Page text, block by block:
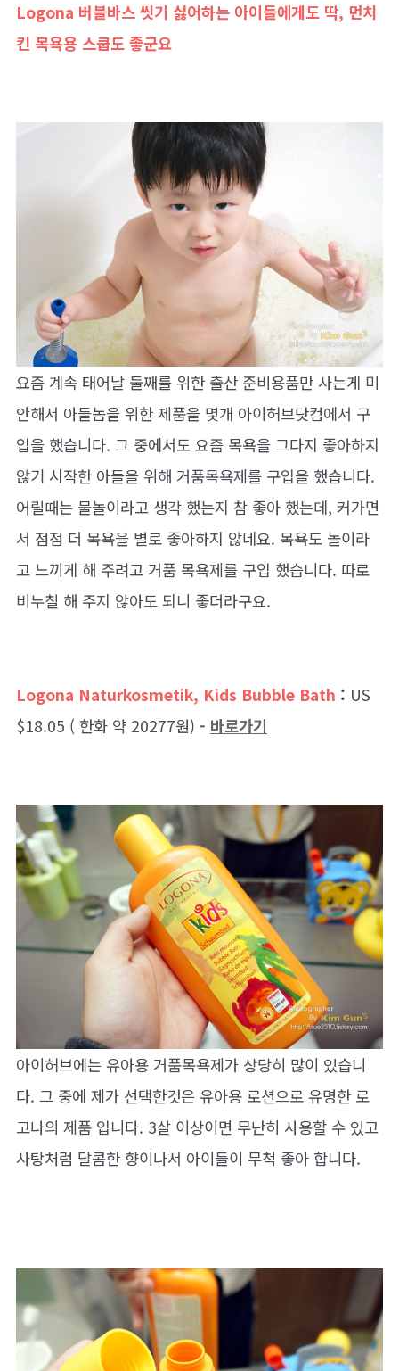
Logona 버블바스 씻기 싫어하는 아이들에게도 딱, 먼치
킨 목욕용 스쿱도 좋군요
요즘 계속 태어날 둘째를 위한 출산 준비용품만 사는게 미
안해서 아들놈을 위한 제품을 몇개 아이허브닷컴에서 구
입을 했습니다. 그 중에서도 요즘 목욕을 그다지 좋아하지
않기 시작한 아들을 위해 거품목욕제를 구입을 했습니다.
어릴때는 물놀이라고 생각 했는지 참 좋아 했는데, 커가면
서 점점 더 목욕을 별로 좋아하지 않네요. 목욕도 놀이라
고 느끼게 해 주려고 거품 목욕제를 구입 했습니다. 따로
비누칠 해 주지 않아도 되니 좋더라구요.
Logona Naturkosmetik, Kids Bubble Bath : US
$18.05 ( 한화 약 20277원) - 바로가기
아이허브에는 유아용 거품목욕제가 상당히 많이 있습니
다. 그 중에 제가 선택한것은 유아용 로션으로 유명한 로
고나의 제품 입니다. 3살 이상이면 무난히 사용할 수 있고
사탕처럼 달콤한 향이나서 아이들이 무척 좋아 합니다.